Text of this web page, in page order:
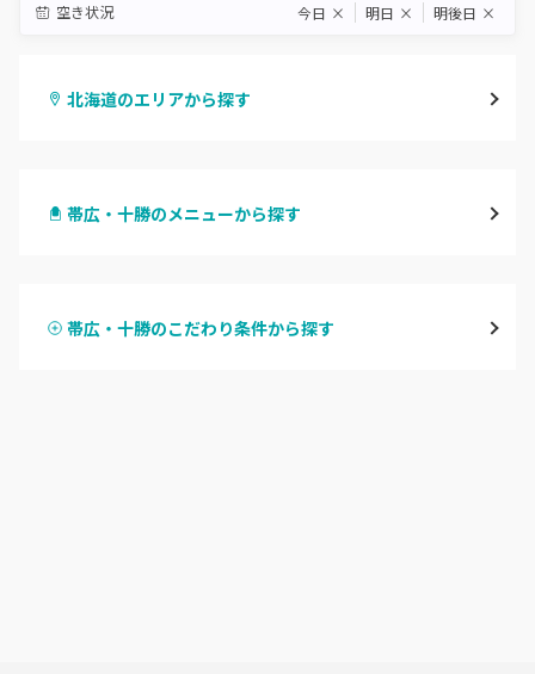
空き状況 今日 × 明日 × 明後日 ×
北海道のエリアから探す
北区・東区
帯広・十勝のメニューから探す
ハンドスカルプ
帯広・十勝のこだわり条件から探す